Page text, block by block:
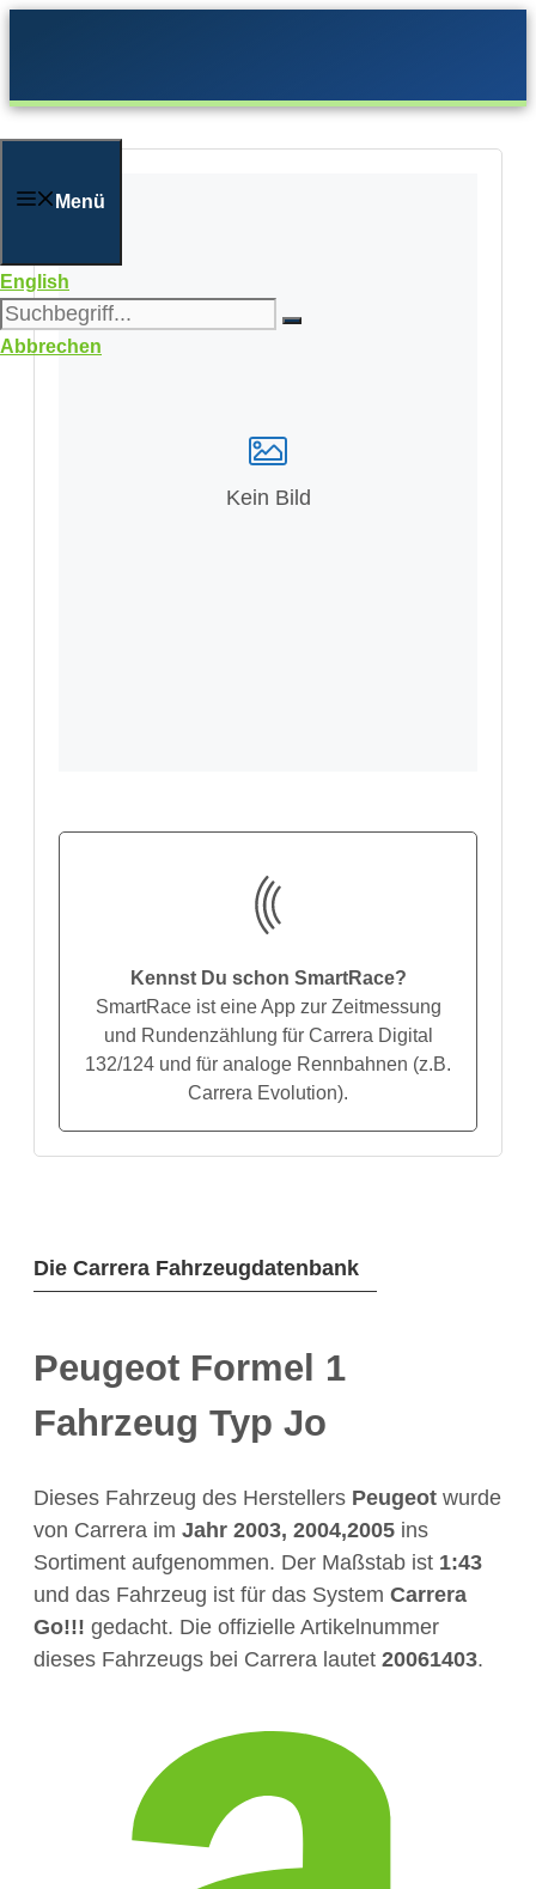
Menü
English
Abbrechen
Die Carrera Fahrzeugdatenbank
Peugeot Formel 1
Fahrzeug Typ Jo
Dieses Fahrzeug des Herstellers Peugeot wurde
von Carrera im Jahr 2003, 2004,2005 ins
Sortiment aufgenommen. Der Maßstab ist 1:43
und das Fahrzeug ist für das System Carrera
Go!!! gedacht. Die offizielle Artikelnummer
dieses Fahrzeugs bei Carrera lautet 20061403.
Kein Bild
Kennst Du schon SmartRace?
SmartRace ist eine App zur Zeitmessung
und Rundenzählung für Carrera Digital
132/124 und für analoge Rennbahnen (z.B.
Carrera Evolution).